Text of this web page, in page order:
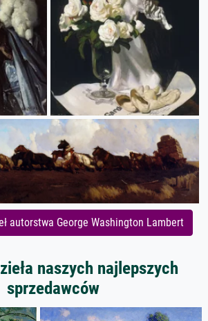
autorstwa George Washington Lambert
naszych najlepszych
sprzedawców